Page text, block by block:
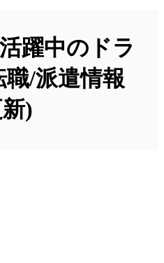
躍中のドラ
/派遣情報
)